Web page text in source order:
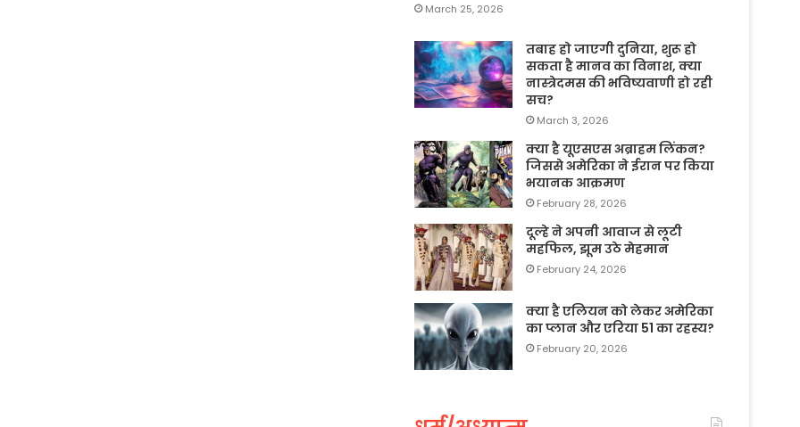
March 25, 2026
तबाह हो जाएगी दुनिया, शुरू हो
सकता है मानव का विनाश, क्या
नास्त्रेदमस की भविष्यवाणी हो रही
सच?
March 3, 2026
क्या है यूएसएस अब्राहम लिंकन?
जिससे अमेरिका ने ईरान पर किया
भयानक आक्रमण
February 28, 2026
दूल्हे ने अपनी आवाज से लूटी
महफिल, झूम उठे मेहमान
February 24, 2026
क्या है एलियन को लेकर अमेरिका
का प्लान और एरिया 51 का रहस्य?
February 20, 2026